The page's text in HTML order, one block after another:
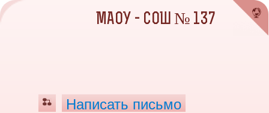
МАОУ - СОШ № 137
Написать письмо